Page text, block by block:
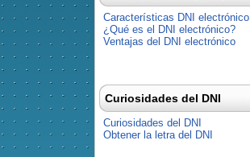
Características DNI electrónico
¿Qué es el DNI electrónico?
Ventajas del DNI electrónico
Curiosidades del DNI
Curiosidades del DNI
Obtener la letra del DNI